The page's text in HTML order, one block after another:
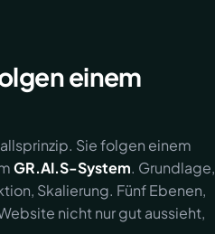
einem
Sie folgen einem
GR.AI.S-System. Grundlage,
Skalierung. Fünf Ebenen,
nicht nur gut aussieht,